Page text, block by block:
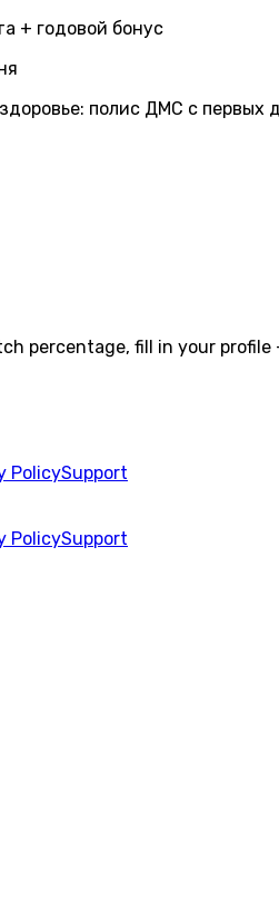
+ годовой бонус
полис ДМС с первых
percentage, fill in your
PolicySupport
PolicySupport